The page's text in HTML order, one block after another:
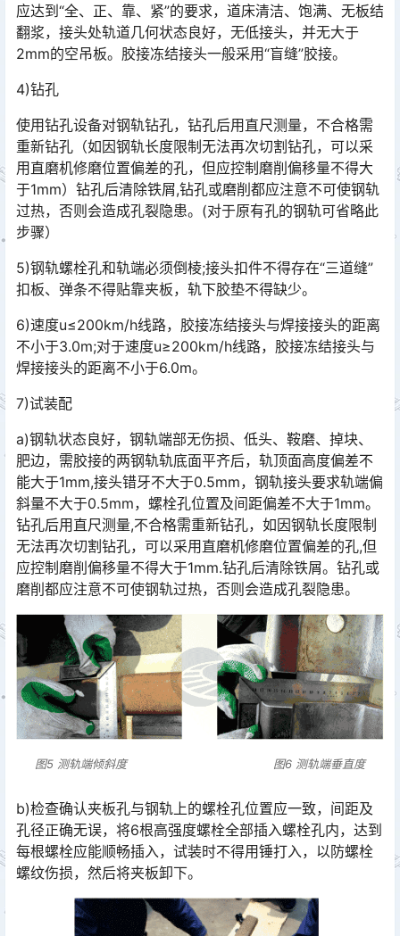
应达到“全、正、靠、紧”的要求，道床清洁、饱满、无板结
翻浆，接头处轨道几何状态良好，无低接头，并无大于
2mm的空吊板。胶接冻结接头一般采用“盲缝”胶接。󠅅󠅃󠄵󠅂󠄪󠇖󠆨󠆨󠇕󠆞󠆒󠅬󠇘󠆭󠆘󠇙󠆝󠅵󠇗󠆭󠆁󠄐󠇗󠅹󠅸󠇖󠆍󠅳󠇖󠅹󠅰󠇖󠆌󠅹
4)钻孔
使用钻孔设备对钢轨钻孔，钻孔后用直尺测量，不合格需
重新钻孔（如因钢轨长度限制无法再次切割钻孔，可以采
用直磨机修磨位置偏差的孔，但应控制磨削偏移量不得大
于1mm）钻孔后清除铁屑,钻孔或磨削都应注意不可使钢轨
过热，否则会造成孔裂隐患。(对于原有孔的钢轨可省略此
步骤）󠅅󠅃󠄵󠅂󠄪󠇖󠆨󠆨󠇕󠆞󠆒󠅬󠇘󠆭󠆘󠇙󠆝󠅵󠇗󠆭󠆁󠄐󠇗󠅹󠅸󠇖󠆍󠅳󠇖󠅹󠅰󠇖󠆌󠅹
5)钢轨螺栓孔和轨端必须倒棱;接头扣件不得存在“三道缝”
扣板、弹条不得贴靠夹板，轨下胶垫不得缺少。
6)速度u≤200km/h线路，胶接冻结接头与焊接接头的距离
不小于3.0m;对于速度u≥200km/h线路，胶接冻结接头与
焊接接头的距离不小于6.0m。
7)试装配
a)钢轨状态良好，钢轨端部无伤损、低头、鞍磨、掉块、
肥边，需胶接的两钢轨轨底面平齐后，轨顶面高度偏差不
能大于1mm,接头错牙不大于0.5mm，钢轨接头要求轨端偏
斜量不大于0.5mm，螺栓孔位置及间距偏差不大于1mm。
钻孔后用直尺测量,不合格需重新钻孔，如因钢轨长度限制
无法再次切割钻孔，可以采用直磨机修磨位置偏差的孔,但
应控制磨削偏移量不得大于1mm.钻孔后清除铁屑。钻孔或
磨削都应注意不可使钢轨过热，否则会造成孔裂隐患。󠅅󠅃󠄵󠅂󠄪󠇖󠆨󠆨󠇕󠆞󠆒󠅬󠇘󠆭󠆘󠇙󠆝󠅵󠇗󠆭󠆁󠄐󠇗󠅹󠅸󠇖󠆍󠅳󠇖󠅹󠅰󠇖󠆌󠅹
图5 测轨端倾斜度 图6 测轨端垂直度
b)检查确认夹板孔与钢轨上的螺栓孔位置应一致，间距及
孔径正确无误，将6根高强度螺栓全部插入螺栓孔内，达到
每根螺栓应能顺畅插入，试装时不得用锤打入，以防螺栓
螺纹伤损，然后将夹板卸下。󠅅󠅃󠄵󠅂󠄪󠇖󠆨󠆨󠇕󠆞󠆒󠅬󠇘󠆭󠆘󠇙󠆝󠅵󠇗󠆭󠆁󠄐󠇗󠅹󠅸󠇖󠆍󠅳󠇖󠅹󠅰󠇖󠆌󠅹